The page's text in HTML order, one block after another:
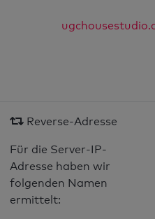
Reverse-Adresse
Für die Server-IP-
Adresse haben wir
folgenden Namen
ermittelt: